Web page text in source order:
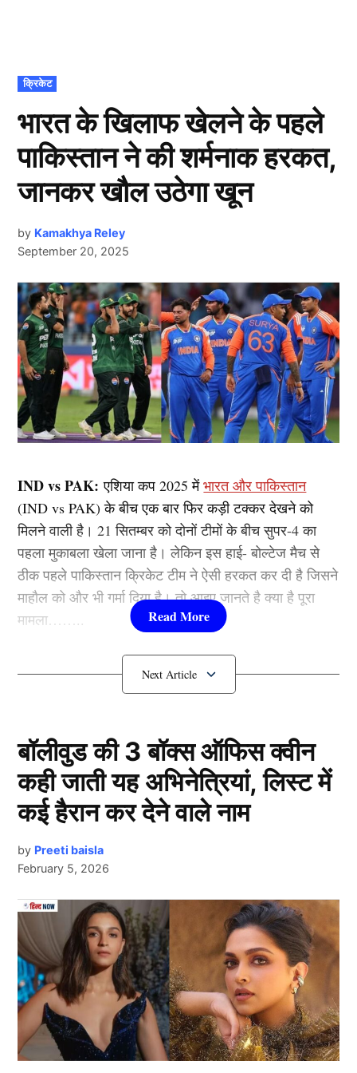
POSTED
IN
क्रिकेट
भारत के खिलाफ खेलने के पहले
पाकिस्तान ने की शर्मनाक हरकत,
जानकर खौल उठेगा खून
by Kamakhya Reley
September 20, 2025
IND vs PAK:एशिया कप 2025 मेंभारत और पाकिस्तान
(IND vs PAK) के बीच एक बार फिर कड़ी टक्कर देखने को
मिलने वाली है। 21 सितम्बर को दोनों टीमों के बीच सुपर-4 का
पहला मुकाबला खेला जाना है। लेकिन इस हाई- बोल्टेज मैच से
ठीक पहले पाकिस्तान क्रिकेट टीम ने ऐसी हरकत कर दी है जिसने
माहौल को और भी गर्मा दिया है। तो आइए जानते है क्या है पूरा
मामला……..
IND vs PAK मैच से पहले पाकिस्तान ने की
Ind Vs Pak
दरअसल, 21 सितंबर कोभारत और पाकिस्तान (IND vs PAK)
के बीच एशिया कप 2025 में सुपर -4 का पहला मुकाबला खेला
जाना है। इस महामुकाबले से ठीक पहले ही पाकिस्तान टीम ने मैच
से पहले होने वाली अपनी आधिकारिक प्रेस कॉन्फ्रेंस अचानक रद्द
कर दी। यह फैसला सामने आते ही सोशल मीडिया पर बवाल मच
गया और फैंस ने इसे खेल भावना के खिलाफ बताया।
Next Article
बॉलीवुड की 3 बॉक्स ऑफिस क्वीन
कही जाती यह अभिनेत्रियां, लिस्ट में
कई हैरान कर देने वाले नाम
by Preeti baisla
February 5, 2026